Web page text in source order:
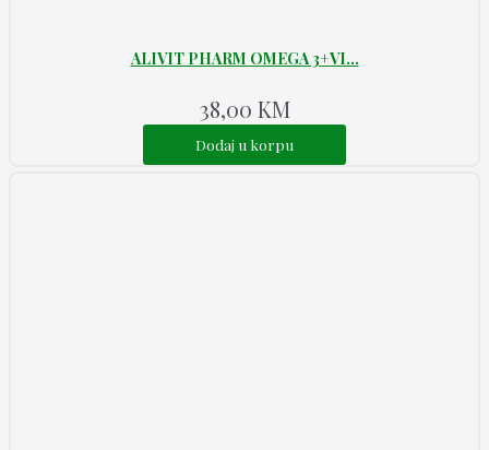
ALIVIT PHARM OMEGA 3+VI...
38,00 KM
Dodaj u korpu